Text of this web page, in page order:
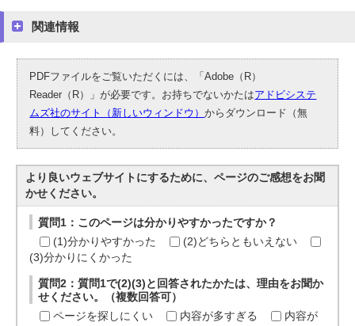
関連情報
PDFファイルをご覧いただくには、「Adobe（R）
Reader（R）」が必要です。お持ちでないかたはアドビシステ
ムズ社のサイト（新しいウィンドウ）からダウンロード（無
料）してください。
より良いウェブサイトにするために、ページのご感想をお聞
かせください。
質問1：このページは分かりやすかったですか？
(1)分かりやすかった
(2)どちらともいえない
(3)分かりにくかった
質問2：質問1で(2)(3)と回答されたかたは、理由をお聞か
せください。（複数回答可）
ページを探しにくい
内容が多すぎる
内容が